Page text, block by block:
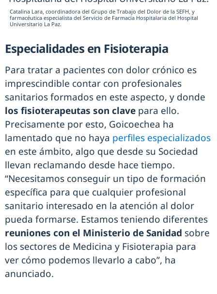
Catalina Lara, coordinadora del Grupo de Trabajo del Dolor de la SEFH, y
farmacéutica especialista del Servicio de Farmacia Hospitalaria del Hospital
Universitario La Paz.
Especialidades en Fisioterapia
Para tratar a pacientes con dolor crónico es
imprescindible contar con profesionales
sanitarios formados en este aspecto, y donde
los fisioterapeutas son clave para ello.
Precisamente por esto, Goicoechea ha
lamentado que no haya perfiles especializados
en este ámbito, algo que desde su Sociedad
llevan reclamando desde hace tiempo.
“Necesitamos conseguir un tipo de formación
específica para que cualquier profesional
sanitario interesado en la atención al dolor
pueda formarse. Estamos teniendo diferentes
reuniones con el Ministerio de Sanidad sobre
los sectores de Medicina y Fisioterapia para
ver cómo podemos llevarlo a cabo”, ha
anunciado.